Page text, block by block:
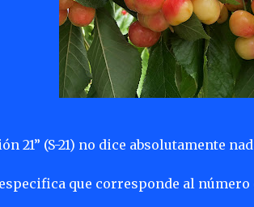
21” (S-21) no dice absolutamente
que corresponde al